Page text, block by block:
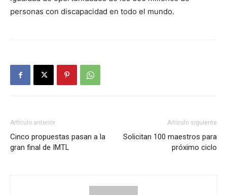
personas con discapacidad en todo el mundo.
Artículo anterior
Cinco propuestas pasan a la
gran final de IMTL
Artículo siguiente
Solicitan 100 maestros para
próximo ciclo